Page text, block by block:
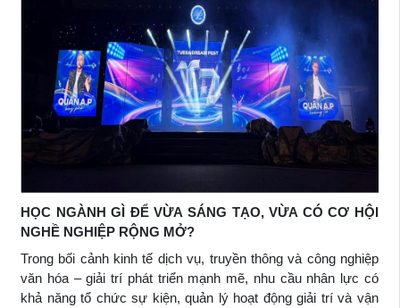
HỌC NGÀNH GÌ ĐỂ VỪA SÁNG TẠO, VỪA CÓ CƠ HỘI
NGHỀ NGHIỆP RỘNG MỞ?
Trong bối cảnh kinh tế dịch vụ, truyền thông và công nghiệp
văn hóa – giải trí phát triển mạnh mẽ, nhu cầu nhân lực có
khả năng tổ chức sự kiện, quản lý hoạt động giải trí và vận